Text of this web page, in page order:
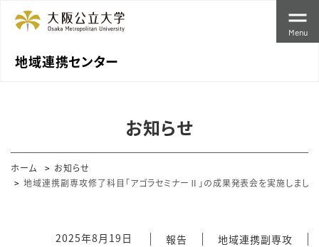
地域連携センター
Menu
お知らせ
ホーム
お知らせ
地域連携副専攻修了科目「アゴラセミナーⅡ」の成果発表会を実施しました
2025年8月19日 報告 地域連携副専攻